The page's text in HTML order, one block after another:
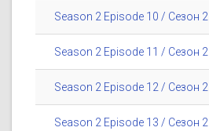
Season 2 Episode 10 / Сезон
Season 2 Episode 11 / Сезон 2
Season 2 Episode 12 / Сезон
Season 2 Episode 13 / Сезон